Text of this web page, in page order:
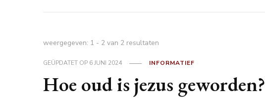
weergegeven: 1 - 2 van 2 resultaten
GEÜPDATET OP 6 JUNI 2024 INFORMATIEF
Hoe oud is jezus geworden?